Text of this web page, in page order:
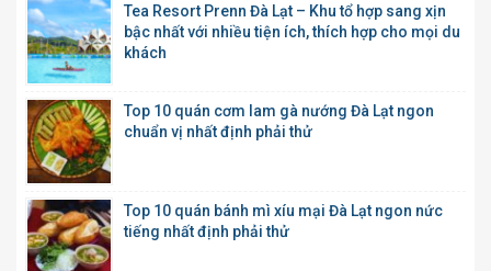
Tea Resort Prenn Đà Lạt – Khu tổ hợp sang xịn
bậc nhất với nhiều tiện ích, thích hợp cho mọi du
khách
Top 10 quán cơm lam gà nướng Đà Lạt ngon
chuẩn vị nhất định phải thử
Top 10 quán bánh mì xíu mại Đà Lạt ngon nức
tiếng nhất định phải thử